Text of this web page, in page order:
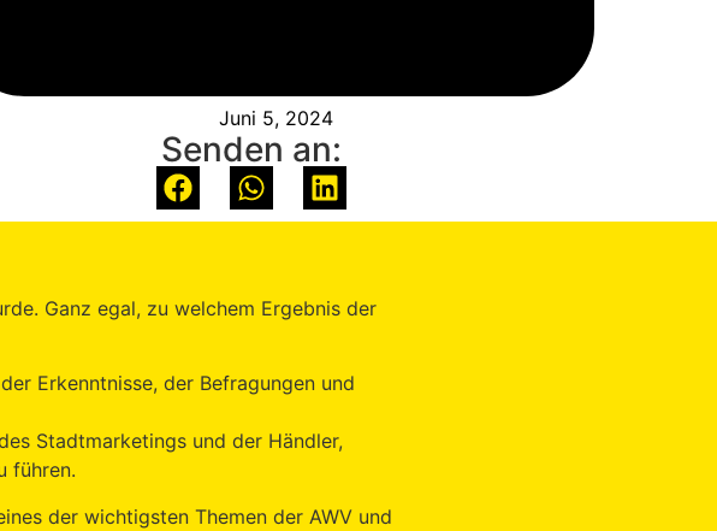
Juni 5, 2024
Senden an:
Ganz egal, zu welchem Ergebnis der
Erkenntnisse, der Befragungen und
Stadtmarketings und der Händler,
führen.
der wichtigsten Themen der AWV und